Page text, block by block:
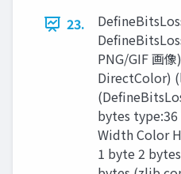
23.
PNG/GIF 画
DirectColor)
bytes
Width Color
1 byte 2